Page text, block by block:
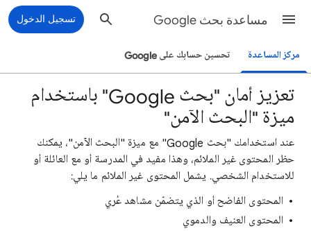
مساعدة بحث Google تسجيل الدخول
مركز المساعدة تحسين حسابك على Google
تعزيز أمان "بحث Google" باستخدام
ميزة "البحث الآمن"
عند استخدامك "بحث Google" مع ميزة "البحث الآمن"، يمكنك
حظر المحتوى غير الملائم، وهذا مفيد في المدرسة أو مع العائلة أو
للاستخدام الشخصي. يشمل المحتوى غير الملائم ما يلي:
المحتوى الفاضح أو الذي يتضمّن مشاهد عُري
المحتوى العنيف والدموي